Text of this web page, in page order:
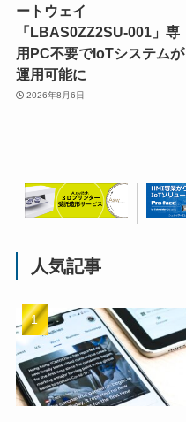
ートウェイ
「LBAS0ZZ2SU-001」専
用PC不要でIoTシステムが
運用可能に
2026年8月6日
人気記事